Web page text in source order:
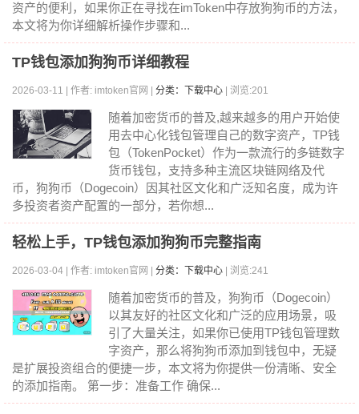
资产的便利，如果你正在寻找在imToken中存放狗狗币的方法，
本文将为你详细解析操作步骤和...
TP钱包添加狗狗币详细教程
2026-03-11 | 作者: imtoken官网 | 分类：下载中心 | 浏览:201
随着加密货币的普及,越来越多的用户开始使
用去中心化钱包管理自己的数字资产，TP钱
包（TokenPocket）作为一款流行的多链数字
货币钱包，支持多种主流区块链网络及代
币，狗狗币（Dogecoin）因其社区文化和广泛知名度，成为许
多投资者资产配置的一部分，若你想...
轻松上手，TP钱包添加狗狗币完整指南
2026-03-04 | 作者: imtoken官网 | 分类：下载中心 | 浏览:241
随着加密货币的普及，狗狗币（Dogecoin）
以其友好的社区文化和广泛的应用场景，吸
引了大量关注，如果你已使用TP钱包管理数
字资产，那么将狗狗币添加到钱包中，无疑
是扩展投资组合的便捷一步，本文将为你提供一份清晰、安全
的添加指南。 第一步：准备工作 确保...